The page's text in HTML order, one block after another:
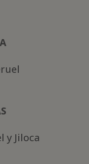
y Jiloca